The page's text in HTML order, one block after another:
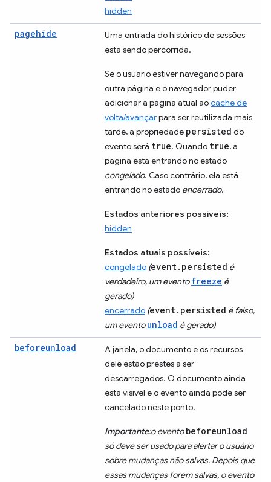
hidden
pagehide
Uma entrada do histórico de sessões
está sendo percorrida.
Se o usuário estiver navegando para
outra página e o navegador puder
adicionar a página atual aocache de
volta/avançarpara ser reutilizada mais
tarde, a propriedade persisted do
evento será true. Quando true, a
página está entrando no estado
congelado. Caso contrário, ela está
entrando no estado encerrado.
Estados anteriores possíveis:
hidden
Estados atuais possíveis:
congelado (event.persisted é
verdadeiro, um eventofreeze é
gerado)
encerrado (event.persisted é falso,
um eventounload é gerado)
beforeunload
A janela, o documento e os recursos
dele estão prestes a ser
descarregados. O documento ainda
está visível e o evento ainda pode ser
cancelado neste ponto.
Importante:o eventobeforeunload
só deve ser usado para alertar o usuário
sobre mudanças não salvas. Depois que
essas mudanças forem salvas, o evento